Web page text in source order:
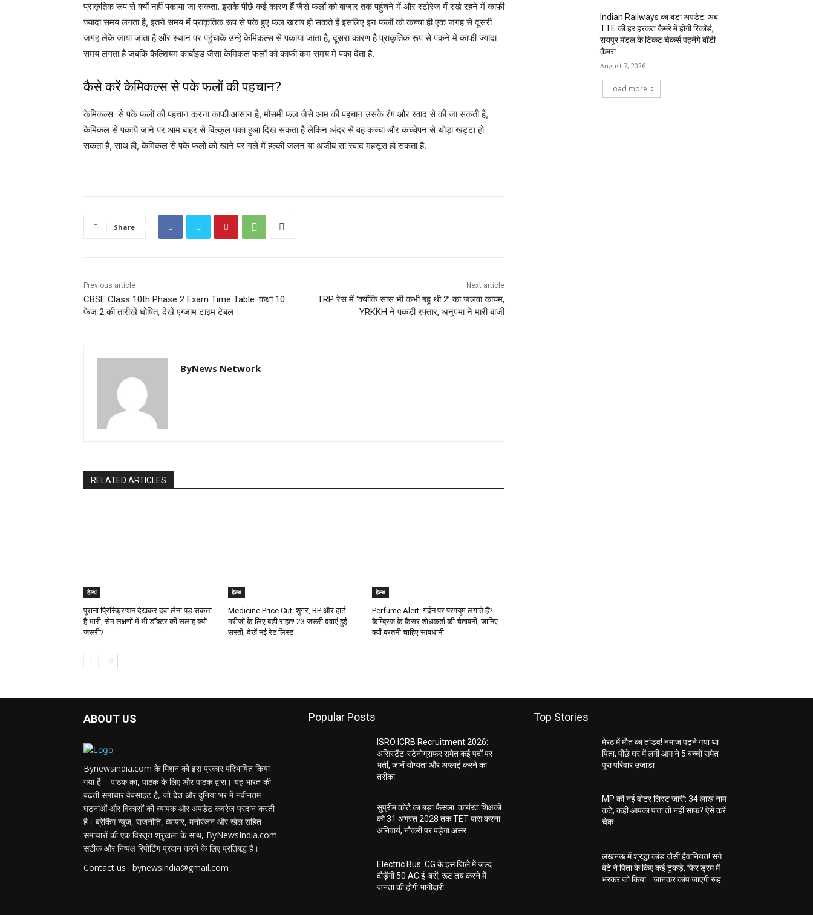
प्राकृतिक रूप से क्यों नहीं पकाया जा सकता. इसके पीछे कई कारण हैं जैसे फलों को बाजार तक पहुंचने में और स्टोरेज में रखे रहने में काफी
ज्यादा समय लगता है, इतने समय में प्राकृतिक रूप से पके हुए फल खराब हो सकते हैं इसलिए इन फलों को कच्चा ही एक जगह से दूसरी
जगह लेके जाया जाता है और स्थान पर पहुंचाके उन्हें केमिकल्स से पकाया जाता है, दूसरा कारण है प्राकृतिक रूप से पकने में काफी ज्यादा
समय लगता है जबकि कैल्शियम कार्बाइड जैसा केमिकल फलों को काफी कम समय में पका देता है.
कैसे करें केमिकल्स से पके फलों की पहचान?
केमिकल्स से पके फलों की पहचान करना काफी आसान है, मौसमी फल जैसे आम की पहचान उसके रंग और स्वाद से की जा सकती है,
केमिकल से पकाये जाने पर आम बाहर से बिल्कुल पका हुआ दिख सकता है लेकिन अंदर से वह कच्चा और कच्चेपन से थोड़ा खट्टा हो
सकता है, साथ ही, केमिकल से पके फलों को खाने पर गले में हल्की जलन या अजीब सा स्वाद महसूस हो सकता है.
Share
Previous article
CBSE Class 10th Phase 2 Exam Time Table: कक्षा 10
फेज 2 की तारीखें घोषित, देखें एग्जाम टाइम टेबल
Next article
TRP रेस में ‘क्योंकि सास भी कभी बहू थी 2’ का जलवा कायम,
YRKKH ने पकड़ी रफ्तार, अनुपमा ने मारी बाजी
ByNews Network
RELATED ARTICLES
हेल्थ
पुराना प्रिस्क्रिप्शन देखकर दवा लेना पड़ सकता
है भारी, सेम लक्षणों में भी डॉक्टर की सलाह क्यों
जरूरी?
हेल्थ
Medicine Price Cut: शुगर, BP और हार्ट
मरीजों के लिए बड़ी राहत! 23 जरूरी दवाएं हुईं
सस्ती, देखें नई रेट लिस्ट
हेल्थ
Perfume Alert: गर्दन पर परफ्यूम लगाते हैं?
कैम्ब्रिज के कैंसर शोधकर्ता की चेतावनी, जानिए
क्यों बरतनी चाहिए सावधानी
Indian Railways का बड़ा अपडेट: अब
TTE की हर हरकत कैमरे में होगी रिकॉर्ड,
रायपुर मंडल के टिकट चेकर्स पहनेंगे बॉडी
कैमरा
August 7, 2026
Load more
ABOUT US
Bynewsindia.com के मिशन को इस प्रकार परिभाषित किया
गया है – पाठक का, पाठक के लिए और पाठक द्वारा। यह भारत की
बढ़ती समाचार वेबसाइट है, जो देश और दुनिया भर में नवीनतम
घटनाओं और विकासों की व्यापक और अपडेट कवरेज प्रदान करती
है। ब्रेकिंग न्यूज, राजनीति, व्यापार, मनोरंजन और खेल सहित
समाचारों की एक विस्तृत श्रृंखला के साथ, ByNewsIndia.com
सटीक और निष्पक्ष रिपोर्टिंग प्रदान करने के लिए प्रतिबद्ध है।
Contact us : bynewsindia@gmail.com
Popular Posts
ISRO ICRB Recruitment 2026:
असिस्टेंट-स्टेनोग्राफर समेत कई पदों पर
भर्ती, जानें योग्यता और अप्लाई करने का
तरीका
सुप्रीम कोर्ट का बड़ा फैसला: कार्यरत शिक्षकों
को 31 अगस्त 2028 तक TET पास करना
अनिवार्य, नौकरी पर पड़ेगा असर
Electric Bus: CG के इस जिले में जल्द
दौड़ेंगी 50 AC ई-बसें, रूट तय करने में
जनता की होगी भागीदारी
Top Stories
मेरठ में मौत का तांडव! नमाज पढ़ने गया था
पिता, पीछे घर में लगी आग ने 5 बच्चों समेत
पूरा परिवार उजाड़ा
MP की नई वोटर लिस्ट जारी: 34 लाख नाम
कटे, कहीं आपका पत्ता तो नहीं साफ? ऐसे करें
चेक
लखनऊ में श्रद्धा कांड जैसी हैवानियत! सगे
बेटे ने पिता के किए कई टुकड़े, फिर ड्रम में
भरकर जो किया… जानकर कांप जाएगी रूह